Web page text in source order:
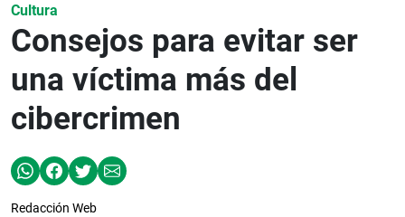
Cultura
Consejos para evitar ser
una víctima más del
cibercrimen
Redacción Web